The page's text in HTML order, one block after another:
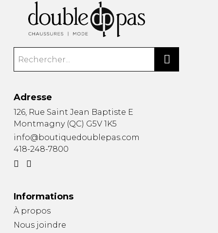
Adresse
126, Rue Saint Jean Baptiste E
Montmagny (QC) G5V 1K5
info@boutiquedoublepas.com
418-248-7800
Informations
À propos
Nous joindre